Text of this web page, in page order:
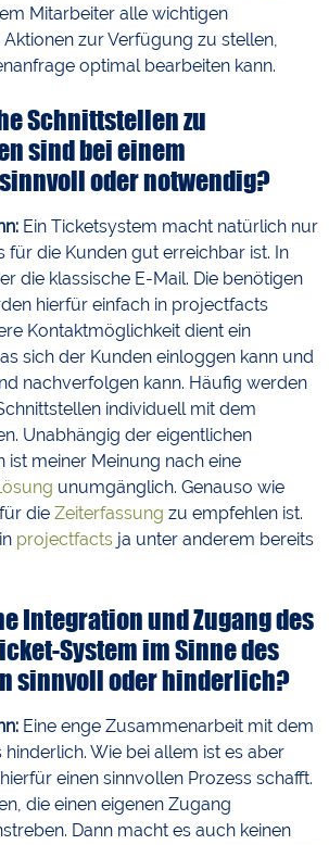
Mitarbeiter alle wichtigen
zur Verfügung zu stellen,
optimal bearbeiten kann.
Schnittstellen zu
sind bei einem
oder notwendig?
Ein Ticketsystem macht natürlich nur
für die Kunden gut erreichbar ist. In
die klassische E-Mail. Die benötigen
hierfür einfach in projectfacts
Kontaktmöglichkeit dient ein
sich der Kunden einloggen kann und
nachverfolgen kann. Häufig werden
individuell mit dem
Unabhängig der eigentlichen
ist meiner Meinung nach eine
unumgänglich. Genauso wie
die Zeiterfassung zu empfehlen ist.
projectfactsja unter anderem bereits
Integration und Zugang des
System im Sinne des
sinnvoll oder hinderlich?
Eine enge Zusammenarbeit mit dem
hinderlich. Wie bei allem ist es aber
einen sinnvollen Prozess schafft.
die einen eigenen Zugang
Dann macht es auch keinen